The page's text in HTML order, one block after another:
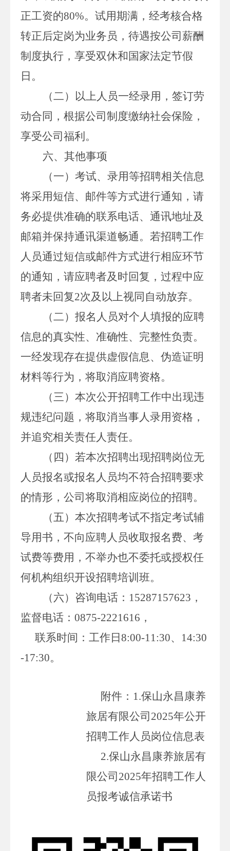
正工资的80%。试用期满，经考核合格
转正后定岗为业务员，待遇按公司薪酬
制度执行，享受双休和国家法定节假
日。
（二）以上人员一经录用，签订劳
动合同，根据公司制度缴纳社会保险，
享受公司福利。
六、其他事项
（一）考试、录用等招聘相关信息
将采用短信、邮件等方式进行通知，请
务必提供准确的联系电话、通讯地址及
邮箱并保持通讯渠道畅通。若招聘工作
人员通过短信或邮件方式进行相应环节
的通知，请应聘者及时回复，过程中应
聘者未回复2次及以上视同自动放弃。
（二）报名人员对个人填报的应聘
信息的真实性、准确性、完整性负责。
一经发现存在提供虚假信息、伪造证明
材料等行为，将取消应聘资格。
（三）本次公开招聘工作中出现违
规违纪问题，将取消当事人录用资格，
并追究相关责任人责任。
（四）若本次招聘出现招聘岗位无
人员报名或报名人员均不符合招聘要求
的情形，公司将取消相应岗位的招聘。
（五）本次招聘考试不指定考试辅
导用书，不向应聘人员收取报名费、考
试费等费用，不举办也不委托或授权任
何机构组织开设招聘培训班。
（六）咨询电话： 15287157623 ，
监督电话： 0875-2221616 ，
联系时间：工作日 8:00-11:30、 14:30
-17:30。
附件： 1.保山永昌康养
旅居有限公司 2025年公开
招聘工作人员岗位信息表
2.保山永昌康养旅居有
限公司 2025年招聘工作人
员报考诚信承诺书